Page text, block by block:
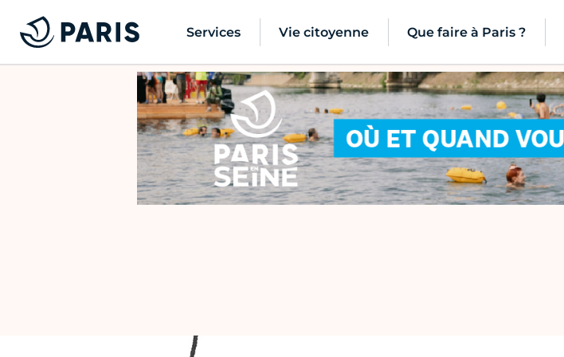
Services Vie citoyenne Que faire à Paris ?